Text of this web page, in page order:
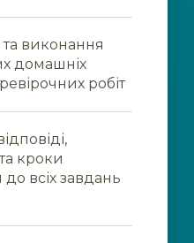
виконання
домашніх
робіт
кроки
до всіх завдань